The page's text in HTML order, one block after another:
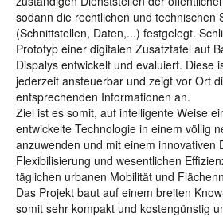
sodann die rechtlichen und technischen
(Schnittstellen, Daten,...) festgelegt.
Prototyp einer digitalen Zusatztafel auf
Dispalys entwickelt und evaluiert. Diese
jederzeit ansteuerbar und zeigt vor Ort
entsprechenden Informationen an.
Ziel ist es somit, auf intelligente Weise
entwickelte Technologie in einem völlig
anzuwenden und mit einem innovativen
Flexibilisierung und wesentlichen
täglichen urbanen Mobilität und
Das Projekt baut auf einem breiten
somit sehr kompakt und kostengünstig